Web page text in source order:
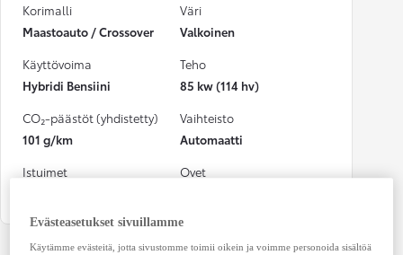
Korimalli
Maastoauto / Crossover
Väri
Valkoinen
Käyttövoima
Hybridi Bensiini
Teho
85 kw (114 hv)
CO₂-päästöt (yhdistetty)
101 g/km
Vaihteisto
Automaatti
Istuimet
Ovet
Evästeasetukset sivuillamme
Käytämme evästeitä, jotta sivustomme toimii oikein ja voimme personoida sisältöä